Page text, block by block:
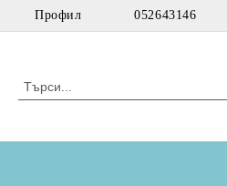
Профил 052643146